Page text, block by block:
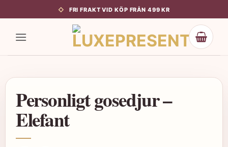
to
content
FRI FRAKT VID KÖP FRÅN 499 KR
Personligt gosedjur –
Elefant